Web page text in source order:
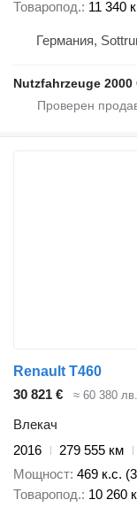
Товаропод. 11 340
Германия,
Nutzfahrzeuge 2000
Renault T460
30 821 €
≈ 60 380 лв.
Влекач
2016
279 555 км
Мощност 469 к.с.
Товаропод. 10 260